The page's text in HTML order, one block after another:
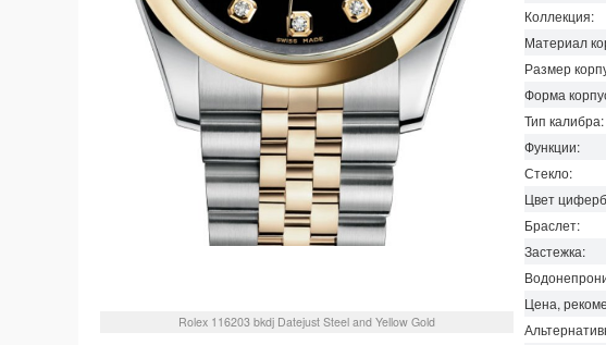
Rolex 116203 bkdj Datejust Steel and Yellow Gold
Коллекция:
Материал
Размер
Форма
Тип калибра:
Функции:
Стекло:
Цвет
Браслет:
Застежка:
Цена,